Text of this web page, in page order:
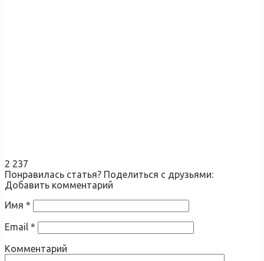
2 237
Понравилась статья? Поделиться с друзьями:
Добавить комментарий
Имя *
Email *
Комментарий